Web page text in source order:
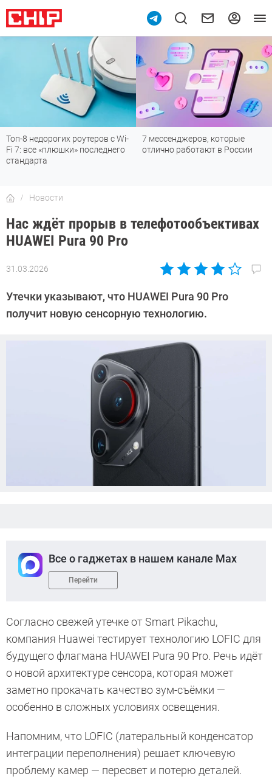
Топ-8 недорогих роутеров с Wi-
Fi 7: все «плюшки» последнего
стандарта
7 мессенджеров, которые
отлично работают в России
Новости
Нас ждёт прорыв в телефотообъективах
HUAWEI Pura 90 Pro
31.03.2026
Автор:
Довлатова
Утечки указывают, что HUAWEI Pura 90 Pro
получит новую сенсорную технологию.
Все о гаджетах в нашем канале Max
Перейти
Согласно свежей утечке от Smart Pikachu,
компания Huawei тестирует технологию LOFIC для
будущего флагмана HUAWEI Pura 90 Pro. Речь идёт
о новой архитектуре сенсора, которая может
заметно прокачать качество зум-съёмки —
особенно в сложных условиях освещения.
Напомним, что LOFIC (латеральный конденсатор
интеграции переполнения) решает ключевую
проблему камер — пересвет и потерю деталей.